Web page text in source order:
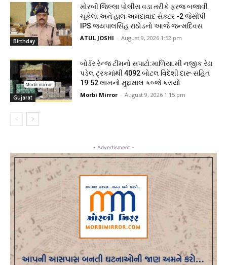
Birthday
મોરબી જિલ્લા પોલીસ વડા તરીકે ફરજ બજાવી
ચૂકેલા અને હાલ અમદાવાદ સેક્ટર -2 જેસીપી
IPS જયપાલસિંહ રાઠોડનો આજે જન્મદિવસ
ATUL JOSHI - August 9, 2026 1:52 pm
Gujarat
બોર્ડર રેન્જ ટીમનો સપાટો:માળિયા.મી નજીક રેઢા
પડેલ ટ્રકમાંથી 4092 બોટલ વિદેશી દારૂ સહિત
19.52 લાખનો મુદ્દામાલ કબ્જે કરાયો
Morbi Mirror - August 9, 2026 1:15 pm
- Advertisment -